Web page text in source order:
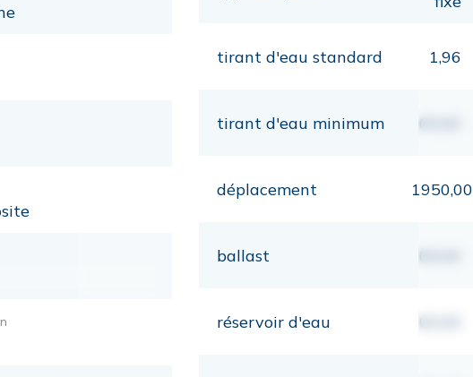
tirant d'eau standard 1,96
tirant d'eau minimum 00,00
déplacement 1950,00
ballast 00,00
réservoir d'eau 00,00